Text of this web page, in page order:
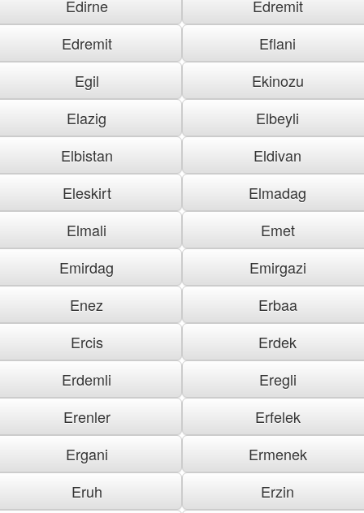
Edirne
Edremit
Edremit
Eflani
Egil
Ekinozu
Elazig
Elbeyli
Elbistan
Eldivan
Eleskirt
Elmadag
Elmali
Emet
Emirdag
Emirgazi
Enez
Erbaa
Ercis
Erdek
Erdemli
Eregli
Erenler
Erfelek
Ergani
Ermenek
Eruh
Erzin